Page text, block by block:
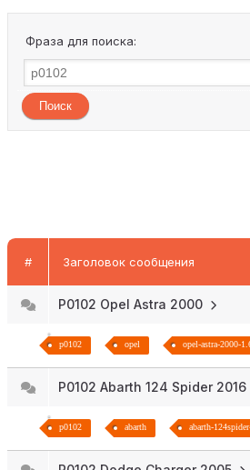
Фраза для поиска:
# Заголовок сообщения
P0102 Opel Astra 2000
p0102 opel opel-astra-2000-
P0102 Abarth 124 Spider 2016
p0102 abarth abarth-